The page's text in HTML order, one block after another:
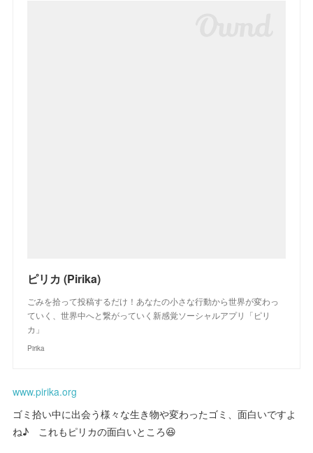
ピリカ (Pirika)
ごみを拾って投稿するだけ！あなたの小さな行動から世界が変わっ
ていく、世界中へと繋がっていく新感覚ソーシャルアプリ「ピリ
カ」
Pirika
www.pirika.org
ゴミ拾い中に出会う様々な生き物や変わったゴミ、面白いですよ
ね♪ これもピリカの面白いところ😆